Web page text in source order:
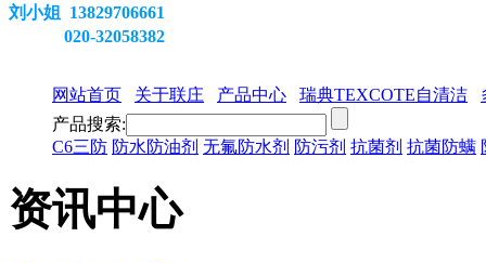
刘小姐 13829706661
020-32058382
网站首页 关于联庄 产品中心 瑞典TEXCOTE自清洁
产品搜索:
C6三防 防水防油剂 无氟防水剂 防污剂 抗菌剂 抗菌防螨
资讯中心